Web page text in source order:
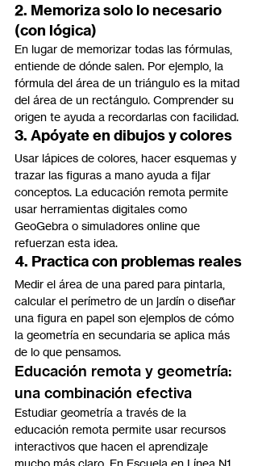
2. Memoriza solo lo necesario
(con lógica)
En lugar de memorizar todas las fórmulas,
entiende de dónde salen. Por ejemplo, la
fórmula del área de un triángulo es la mitad
del área de un rectángulo. Comprender su
origen te ayuda a recordarlas con facilidad.
3. Apóyate en dibujos y colores
Usar lápices de colores, hacer esquemas y
trazar las figuras a mano ayuda a fijar
conceptos. La educación remota permite
usar herramientas digitales como
GeoGebra o simuladores online que
refuerzan esta idea.
4. Practica con problemas reales
Medir el área de una pared para pintarla,
calcular el perímetro de un jardín o diseñar
una figura en papel son ejemplos de cómo
la geometría en secundaria se aplica más
de lo que pensamos.
Educación remota y geometría:
una combinación efectiva
Estudiar geometría a través de la
educación remota permite usar recursos
interactivos que hacen el aprendizaje